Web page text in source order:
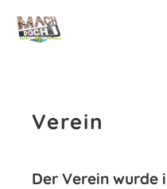
Verein
Der Verein wurde